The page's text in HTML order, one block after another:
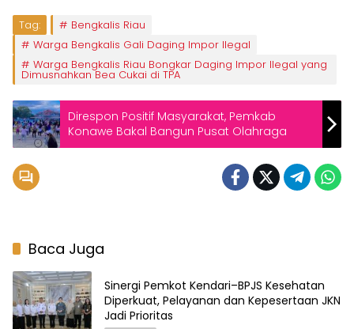
Tag:
Bengkalis Riau
Warga Bengkalis Gali Daging Impor Ilegal
Warga Bengkalis Riau Bongkar Daging Impor Ilegal yang
Dimusnahkan Bea Cukai di TPA
Direspon Positif Masyarakat, Pemkab
Konawe Bakal Bangun Pusat Olahraga
Baca Juga
Sinergi Pemkot Kendari–BPJS Kesehatan
Diperkuat, Pelayanan dan Kepesertaan JKN
Jadi Prioritas